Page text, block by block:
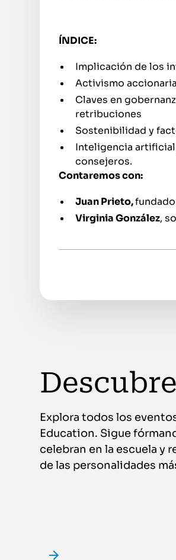
ÍNDICE:
Implicación de los
Activismo
Claves en
retribuciones
Sostenibilidad y
Inteligencia
consejeros.
Contaremos con:
Juan Prieto,
Virginia González,
Explora todos los
Education. Sigue
celebran en la escuela y
de las personalidades